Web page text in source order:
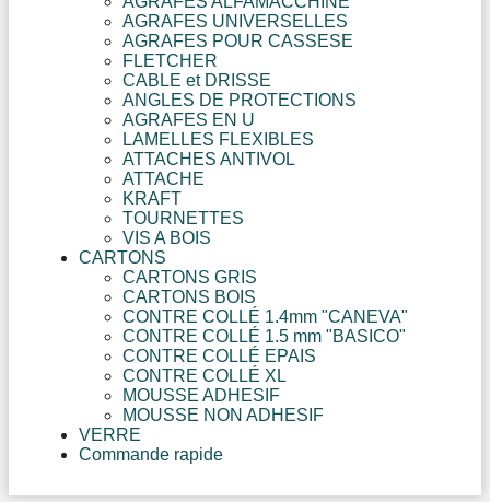
AGRAFES UNIVERSELLES
AGRAFES POUR CASSESE
FLETCHER
CABLE et DRISSE
ANGLES DE PROTECTIONS
AGRAFES EN U
LAMELLES FLEXIBLES
ATTACHES ANTIVOL
ATTACHE
KRAFT
TOURNETTES
VIS A BOIS
CARTONS
CARTONS GRIS
CARTONS BOIS
CONTRE COLLÉ 1.4mm "CANEVA"
CONTRE COLLÉ 1.5 mm "BASICO"
CONTRE COLLÉ EPAIS
CONTRE COLLÉ XL
MOUSSE ADHESIF
MOUSSE NON ADHESIF
VERRE
Commande rapide